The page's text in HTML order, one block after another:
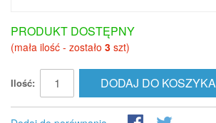
PRODUKT DOSTĘPNY
(mała ilość - zostało 3 szt)
Ilość: DODAJ DO KOSZYKA